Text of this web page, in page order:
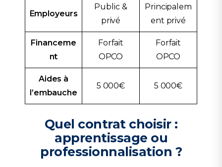
Employeurs
Public &
privé
Principalem
ent privé
Financeme
nt
Forfait
OPCO
Forfait
OPCO
Aides à
l’embauche
5 000€ 5 000€
Quel contrat choisir :
apprentissage ou
professionnalisation ?